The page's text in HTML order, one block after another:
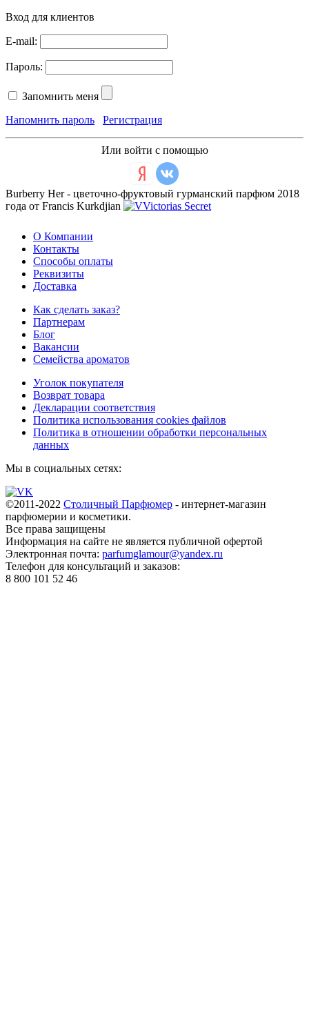
Вход для клиентов
E-mail:
Пароль:
Запомнить меня
Напомнить пароль
Регистрация
Или войти с помощью
Burberry Her - цветочно-фруктовый гурманский парфюм 2018
года от Francis Kurkdjian
О Компании
Контакты
Способы оплаты
Реквизиты
Доставка
Как сделать заказ?
Партнерам
Блог
Вакансии
Семейства ароматов
Уголок покупателя
Возврат товара
Декларации соответствия
Политика использования cookies файлов
Политика в отношении обработки персональных
данных
Мы в социальных сетях:
©2011-2022 Столичный Парфюмер - интернет-магазин
парфюмерии и косметики.
Все права защищены
Информация на сайте не является публичной офертой
Электронная почта: parfumglamour@yandex.ru
Телефон для консультаций и заказов:
8 800 101 52 46